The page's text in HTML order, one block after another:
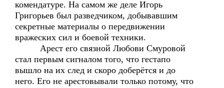
комендатуре. На самом же деле Игорь
Григорьев был разведчиком, добывавшим
секретные материалы о передвижении
вражеских сил и боевой техники.
Арест его связной Любови Смуровой
стал первым сигналом того, что гестапо
вышло на их след и скоро доберётся и до
него. Его не арестовывали только потому, что